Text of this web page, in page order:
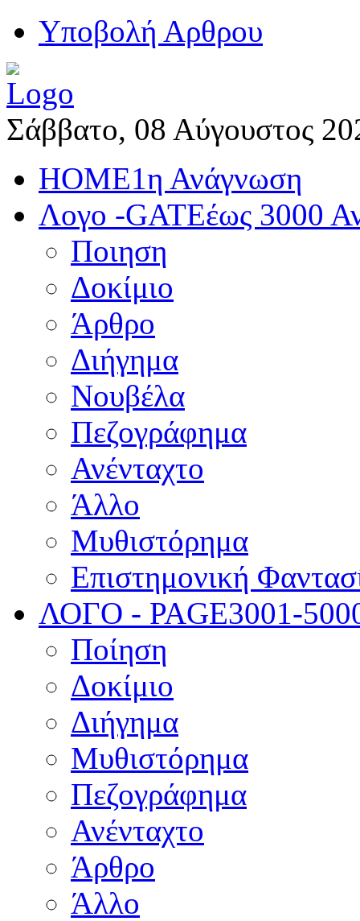
Yποβολή Αρθρου
Σάββατο, 08 Αύγουστος
HOME1η Ανάγνωση
Λογο -GATEέως 3000
Ποιηση
Δοκίμιο
Άρθρο
Διήγημα
Νουβέλα
Πεζογράφημα
Ανένταχτο
Άλλο
Μυθιστόρημα
Επιστημονική
ΛΟΓΟ - PAGE3001-
Ποίηση
Δοκίμιο
Διήγημα
Μυθιστόρημα
Πεζογράφημα
Ανένταχτο
Άρθρο
Άλλο